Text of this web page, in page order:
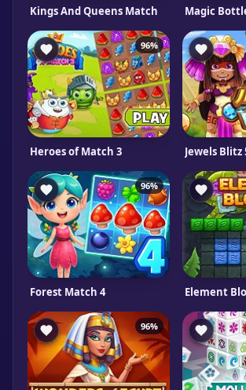
Kings And Queens Match Magic
96%
Heroes of Match 3 Jewels Blitz
96%
Forest Match 4 Element
96%